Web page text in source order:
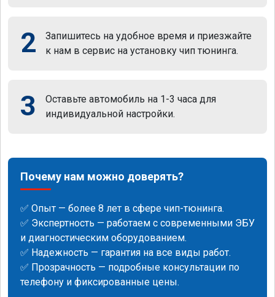
2
Запишитесь на удобное время и приезжайте
к нам в сервис на установку чип тюнинга.
3
Оставьте автомобиль на 1-3 часа для
индивидуальной настройки.
Почему нам можно доверять?
✅ Опыт — более 8 лет в сфере чип-тюнинга.
✅ Экспертность — работаем с современными ЭБУ
и диагностическим оборудованием.
✅ Надежность — гарантия на все виды работ.
✅ Прозрачность — подробные консультации по
телефону и фиксированные цены.